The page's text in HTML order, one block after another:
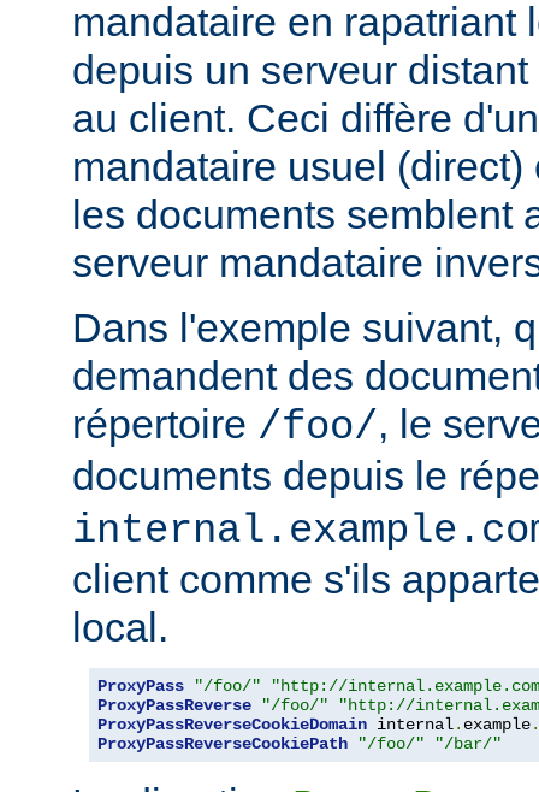
mandataire en rapatriant
depuis un serveur
au client. Ceci diffère
mandataire usuel (direct)
les documents semblent
serveur mandataire
Dans l'exemple suivant,
demandent des
répertoire /foo/, le
documents depuis le
client comme s'ils
local.
ProxyPass "/foo/"
"http://
ProxyPassReverse
"/foo/"
"http://
ProxyPassReverseCookieDomain internal. example.
ProxyPassReverseCookiePath
"/foo/" "/bar/"